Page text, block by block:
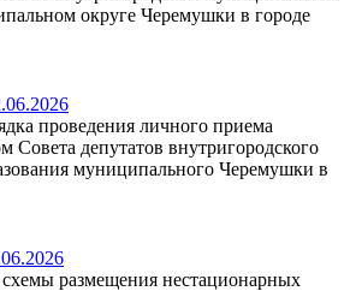
округе Черемушки в городе
проведения личного приема
Совета депутатов внутригородского
муниципального Черемушки в
размещения нестационарных